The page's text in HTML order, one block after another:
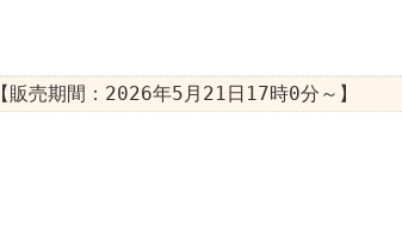
【販売期間： 2026年5月21日17時0分 ～】